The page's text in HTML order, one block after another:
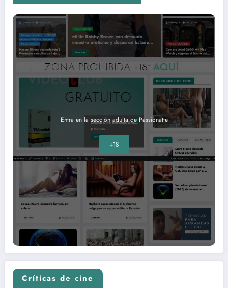
Entra en la sección adulta de Passionatte
+18
Críticas de cine